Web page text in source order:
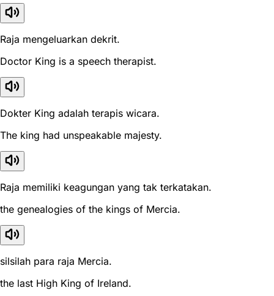
Raja mengeluarkan dekrit.
Doctor King is a speech therapist.
Dokter King adalah terapis wicara.
The king had unspeakable majesty.
Raja memiliki keagungan yang tak terkatakan.
the genealogies of the kings of Mercia.
silsilah para raja Mercia.
the last High King of Ireland.